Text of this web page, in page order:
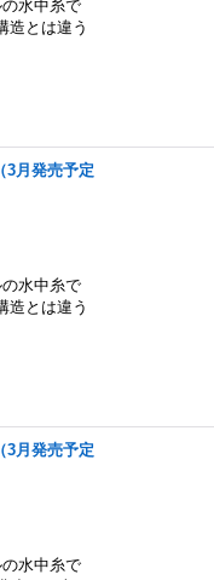
水中糸で
造とは違う
3月発売予定
水中糸で
造とは違う
3月発売予定
水中糸で